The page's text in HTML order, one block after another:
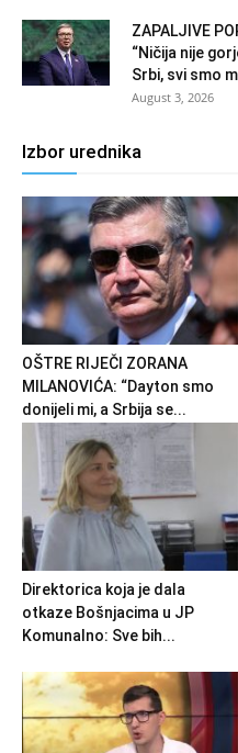
ZAPALJIVE
“Ničija nije
Srbi, svi smo
August 3, 2026
Izbor urednika
OŠTRE RIJEČI ZORANA
MILANOVIĆA: “Dayton smo
donijeli mi, a Srbija se...
Direktorica koja je dala
otkaze Bošnjacima u JP
Komunalno: Sve bih...